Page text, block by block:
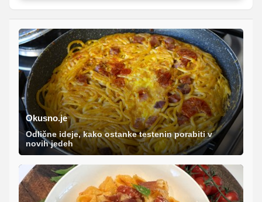
Okusno.je
Odlične ideje, kako ostanke testenin porabiti v
novih jedeh